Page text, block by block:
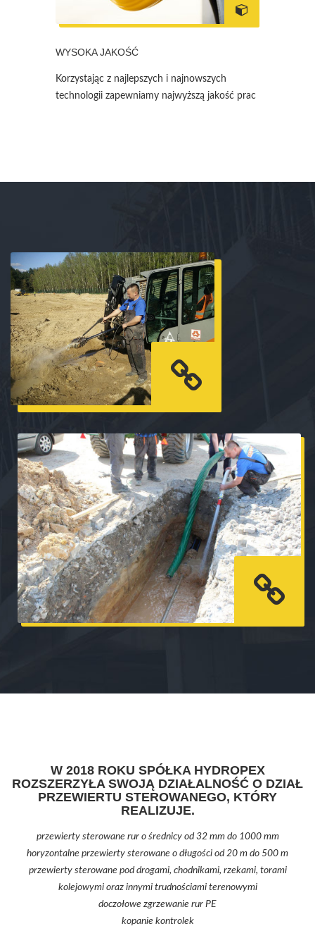
WYSOKA JAKOŚĆ
Korzystając z najlepszych i najnowszych
technologii zapewniamy najwyższą jakość prac
W 2018 ROKU SPÓŁKA HYDROPEX
ROZSZERZYŁA SWOJĄ DZIAŁALNOŚĆ O DZIAŁ
PRZEWIERTU STEROWANEGO, KTÓRY
REALIZUJE.
przewierty sterowane rur o średnicy od 32 mm do 1000 mm
horyzontalne przewierty sterowane o długości od 20 m do 500 m
przewierty sterowane pod drogami, chodnikami, rzekami, torami
kolejowymi oraz innymi trudnościami terenowymi
doczołowe zgrzewanie rur PE
kopanie kontrolek